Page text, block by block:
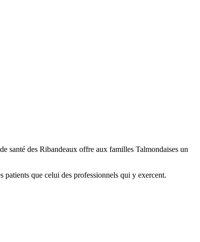
santé des Ribandeaux offre aux familles Talmondaises un
que celui des professionnels qui y exercent.